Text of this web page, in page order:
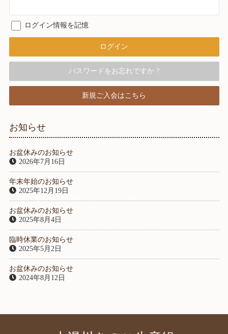
ログイン情報を記憶
パスワードをお忘れですか ?
新規ご入会はこちら
お知らせ
お盆休みのお知らせ
2026年7月16日
年末年始のお知らせ
2025年12月19日
お盆休みのお知らせ
2025年8月4日
臨時休業のお知らせ
2025年5月2日
お盆休みのお知らせ
2024年8月12日